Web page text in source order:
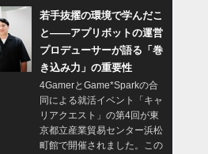
若手抜擢の環境で学んだこ
と――アプリボットの運営
プロデューサーが語る「巻
き込み力」の重要性
4GamerとGame*Sparkの合
同による就活イベント「キャ
リアクエスト」の第4回が東
京都立産業貿易センター浜松
町館で開催されました。この